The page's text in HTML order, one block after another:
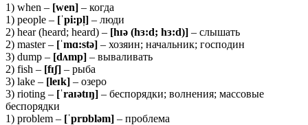
1) when – [wen] – когда
1) people – [ˈpi:pl̩] – люди
2) hear (heard; heard) – [hɪə (hɜ:d; hɜ:d)] – слышать
2) master – [ˈmɑ:stə] – хозяин; начальник; господин
3) dump – [dʌmp] – вываливать
2) fish – [fɪʃ] – рыба
3) lake – [leɪk] – озеро
3) rioting – [ˈraɪətɪŋ] – беспорядки; волнения; массовые
беспорядки
1) problem – [ˈprɒbləm] – проблема